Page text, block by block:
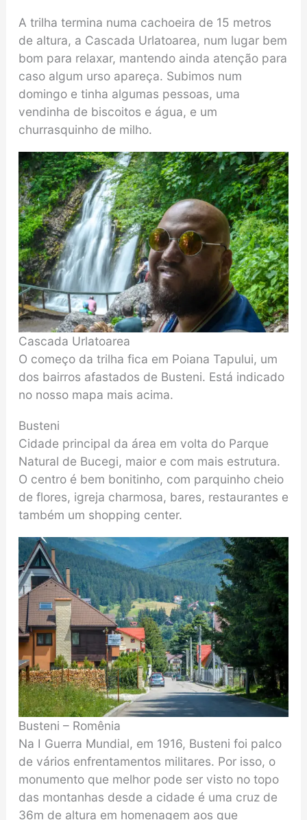
A trilha termina numa cachoeira de 15 metros
de altura, a Cascada Urlatoarea, num lugar bem
bom para relaxar, mantendo ainda atenção para
caso algum urso apareça. Subimos num
domingo e tinha algumas pessoas, uma
vendinha de biscoitos e água, e um
churrasquinho de milho.
Cascada Urlatoarea
O começo da trilha fica em Poiana Tapului, um
dos bairros afastados de Busteni. Está indicado
no nosso mapa mais acima.
Busteni
Cidade principal da área em volta do Parque
Natural de Bucegi, maior e com mais estrutura.
O centro é bem bonitinho, com parquinho cheio
de flores, igreja charmosa, bares, restaurantes e
também um shopping center.
Busteni – Romênia
Na I Guerra Mundial, em 1916, Busteni foi palco
de vários enfrentamentos militares. Por isso, o
monumento que melhor pode ser visto no topo
das montanhas desde a cidade é uma cruz de
36m de altura em homenagem aos que